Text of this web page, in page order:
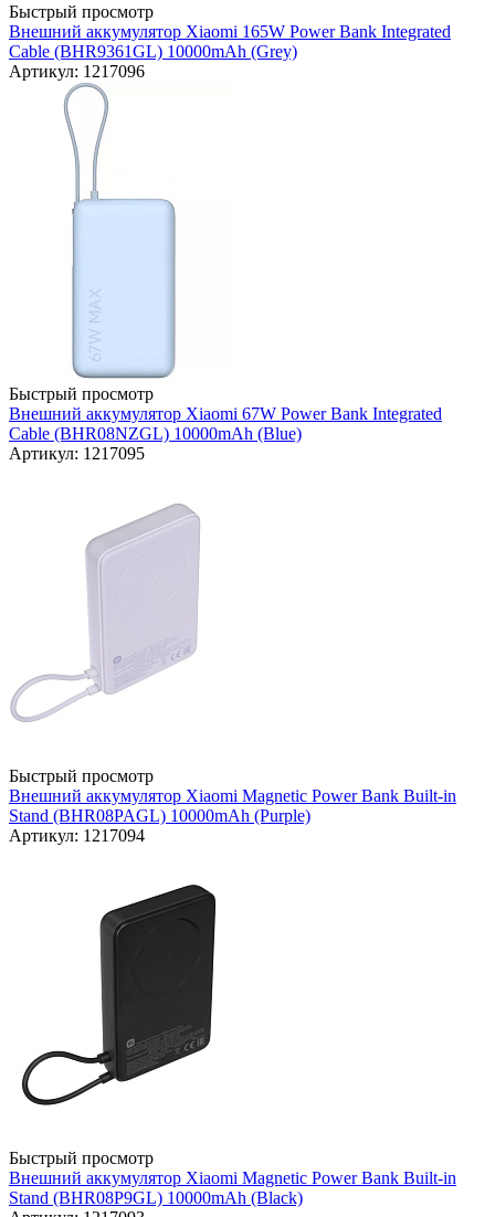
Быстрый просмотр
Внешний аккумулятор Xiaomi 165W Power Bank Integrated
Cable (BHR9361GL) 10000mAh (Grey)
Артикул: 1217096
Быстрый просмотр
Внешний аккумулятор Xiaomi 67W Power Bank Integrated
Cable (BHR08NZGL) 10000mAh (Blue)
Артикул: 1217095
Быстрый просмотр
Внешний аккумулятор Xiaomi Magnetic Power Bank Built-in
Stand (BHR08PAGL) 10000mAh (Purple)
Артикул: 1217094
Быстрый просмотр
Внешний аккумулятор Xiaomi Magnetic Power Bank Built-in
Stand (BHR08P9GL) 10000mAh (Black)